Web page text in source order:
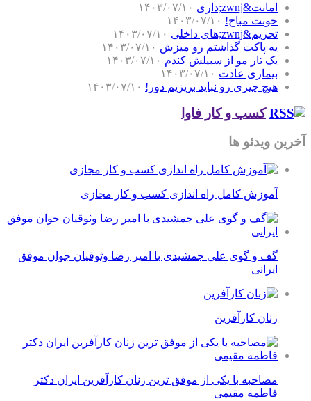
امانت&zwnj;داری
۱۴۰۳/۰۷/۱۰
خونت مباح! ۱۴۰۳/۰۷/۱۰
تحریم&zwnj;های داخلی
۱۴۰۳/۰۷/۱۰
یه پاکت گذاشتم رو میزش ۱۴۰۳/۰۷/۱۰
یک تار مو از سبیلش کندم ۱۴۰۳/۰۷/۱۰
بیماری عادت ۱۴۰۳/۰۷/۱۰
هیچ چیزی رو نباید بریزیم دور! ۱۴۰۳/۰۷/۱۰
کسب و کار فاوا
آخرین ویدئو ها
آموزش کامل راه اندازی کسب و کار مجازی
گف و گوی علی جمشیدی با امیر رضا وثوقیان جوان موفق
ایرانی
زنان کارآفرین
مصاحبه با یکی از موفق ترین زنان کارآفرین ایران دکتر
فاطمه مقیمی